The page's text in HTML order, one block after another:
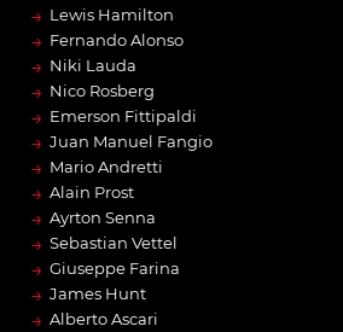
→ Lewis Hamilton
→ Fernando Alonso
→ Niki Lauda
→ Nico Rosberg
→ Emerson Fittipaldi
→ Juan Manuel Fangio
→ Mario Andretti
→ Alain Prost
→ Ayrton Senna
→ Sebastian Vettel
→ Giuseppe Farina
→ James Hunt
→ Alberto Ascari